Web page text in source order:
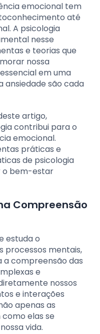
emocional tem
até
A psicologia
nesse
e teorias que
nossa
em uma
ansiedade são cada
artigo,
contribui para o
emocional.
práticas e
de psicologia
o bem-estar
Compreensão
estuda o
processos mentais,
a compreensão das
e
nossos
e interações
apenas as
elas se
vida.